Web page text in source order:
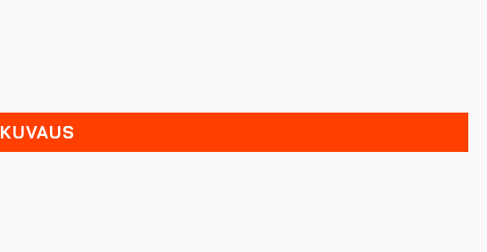
KUVAUS